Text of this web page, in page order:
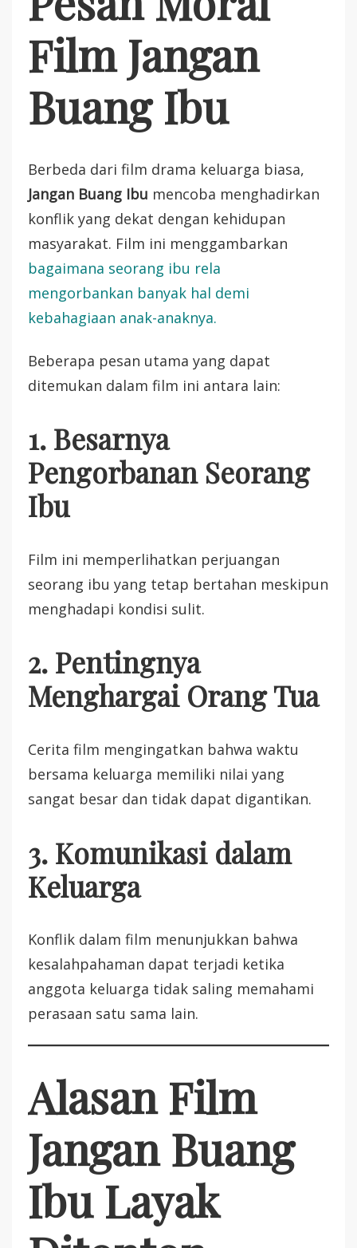
Film Jangan
Buang Ibu
Berbeda dari film drama keluarga biasa,
Jangan Buang Ibu mencoba menghadirkan
konflik yang dekat dengan kehidupan
masyarakat. Film ini menggambarkan
bagaimana seorang ibu rela
mengorbankan banyak hal demi
kebahagiaan anak-anaknya.
Beberapa pesan utama yang dapat
ditemukan dalam film ini antara lain:
1. Besarnya
Pengorbanan Seorang
Ibu
Film ini memperlihatkan perjuangan
seorang ibu yang tetap bertahan meskipun
menghadapi kondisi sulit.
2. Pentingnya
Menghargai Orang Tua
Cerita film mengingatkan bahwa waktu
bersama keluarga memiliki nilai yang
sangat besar dan tidak dapat digantikan.
3. Komunikasi dalam
Keluarga
Konflik dalam film menunjukkan bahwa
kesalahpahaman dapat terjadi ketika
anggota keluarga tidak saling memahami
perasaan satu sama lain.
Alasan Film
Jangan Buang
Ibu Layak